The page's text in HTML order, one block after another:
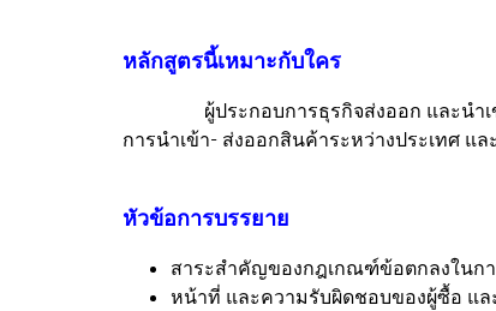
หลักสูตรนี้เหมาะกับใคร
ผู้ประกอบการธุรกิจส่งออก และนำเข้า
การนำเข้า- ส่งออกสินค้าระหว่างประเทศ แ
หัวข้อการบรรยาย
สาระสำคัญของกฎเกณฑ์ข้อตกลงในกา
หน้าที่ และความรับผิดชอบของผู้ซื้อ แ